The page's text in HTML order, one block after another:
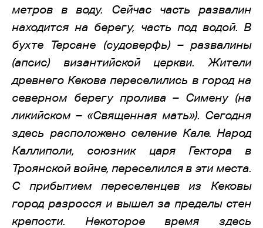
метров в воду. Сейчас часть развалин
находится на берегу, часть под водой. В
бухте Терсане (судоверфь) – развалины
(апсис) византийской церкви. Жители
древнего Кекова переселились в город на
северном берегу пролива – Симену (на
ликийском – «Священная мать»). Сегодня
здесь расположено селение Кале. Народ
Каллиполи, союзник царя Гектора в
Троянской войне, переселился в эти места.
С прибытием переселенцев из Кековы
город разросся и вышел за пределы стен
крепости. Некоторое время здесь